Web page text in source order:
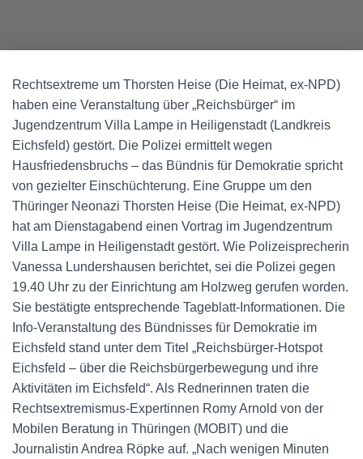
Rechtsextreme um Thorsten Heise (Die Heimat, ex-NPD)
haben eine Veranstaltung über „Reichsbürger“ im
Jugendzentrum Villa Lampe in Heiligenstadt (Landkreis
Eichsfeld) gestört. Die Polizei ermittelt wegen
Hausfriedensbruchs – das Bündnis für Demokratie spricht
von gezielter Einschüchterung. Eine Gruppe um den
Thüringer Neonazi Thorsten Heise (Die Heimat, ex-NPD)
hat am Dienstagabend einen Vortrag im Jugendzentrum
Villa Lampe in Heiligenstadt gestört. Wie Polizeisprecherin
Vanessa Lundershausen berichtet, sei die Polizei gegen
19.40 Uhr zu der Einrichtung am Holzweg gerufen worden.
Sie bestätigte entsprechende Tageblatt-Informationen. Die
Info-Veranstaltung des Bündnisses für Demokratie im
Eichsfeld stand unter dem Titel „Reichsbürger-Hotspot
Eichsfeld – über die Reichsbürgerbewegung und ihre
Aktivitäten im Eichsfeld“. Als Rednerinnen traten die
Rechtsextremismus-Expertinnen Romy Arnold von der
Mobilen Beratung in Thüringen (MOBIT) und die
Journalistin Andrea Röpke auf. „Nach wenigen Minuten